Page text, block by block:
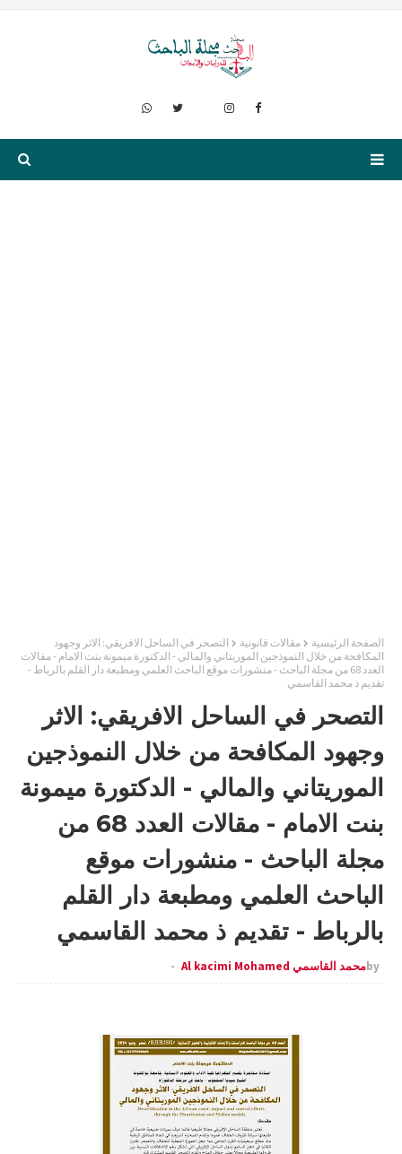
الصفحة الرئيسية مقالات قانونية
التصحر في الساحل الافريقي: الاثر وجهود
المكافحة من خلال النموذجين الموريتاني والمالي - الدكتورة ميمونة بنت الامام - مقالات
العدد 68 من مجلة الباحث - منشورات موقع الباحث العلمي ومطبعة دار القلم بالرباط -
تقديم ذ محمد القاسمي
التصحر في الساحل الافريقي: الاثر
وجهود المكافحة من خلال النموذجين
الموريتاني والمالي - الدكتورة ميمونة
بنت الامام - مقالات العدد 68 من
مجلة الباحث - منشورات موقع
الباحث العلمي ومطبعة دار القلم
بالرباط - تقديم ذ محمد القاسمي
byمحمد القاسمي Al kacimi Mohamed